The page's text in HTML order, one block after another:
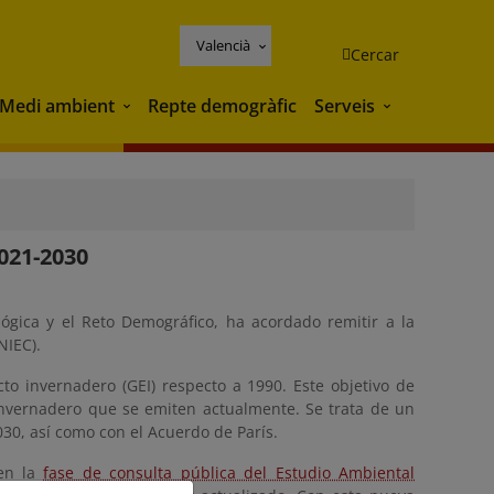
Valencià Cercar
Medi ambient Medi ambient
Repte demogràfic Serveis Serveis
2030
y el Reto Demográfico, ha acordado remitir a la
invernadero (GEI) respecto a 1990. Este objetivo de
que se emiten actualmente. Se trata de un
así como con el Acuerdo de París.
lafase de consulta pública del Estudio Ambiental